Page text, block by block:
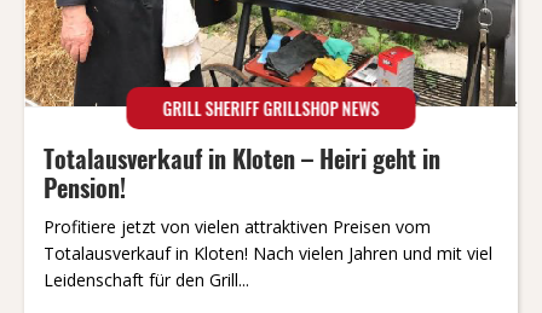
GRILL SHERIFF GRILLSHOP NEWS
Totalausverkauf in Kloten – Heiri geht in
Pension!
Profitiere jetzt von vielen attraktiven Preisen vom
Totalausverkauf in Kloten! Nach vielen Jahren und mit viel
Leidenschaft für den Grill...